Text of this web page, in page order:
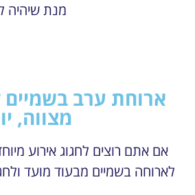
מנת שיהיה
ארוחת ערב בשמיים
מצווה,
אם אתם רוצים לחגוג אירוע
לארוחה בשמיים מבעוד מועד